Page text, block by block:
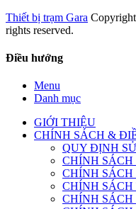
Thiết bị trạm Gara
rights reserved.
Điều hướng
Menu
Danh mục
GIỚI THIỆU
CHÍNH SÁCH &
QUY ĐỊNH
CHÍNH
CHÍNH
CHÍNH
CHÍNH